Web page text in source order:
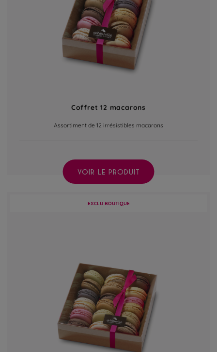
Coffret 12 macarons
Assortiment de 12 irrésistibles macarons
VOIR LE PRODUIT
EXCLU BOUTIQUE